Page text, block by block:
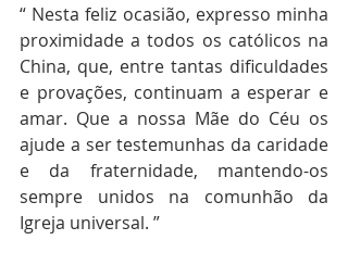
“ Nesta feliz ocasião, expresso minha
proximidade a todos os católicos na
China, que, entre tantas dificuldades
e provações, continuam a esperar e
amar. Que a nossa Mãe do Céu os
ajude a ser testemunhas da caridade
e da fraternidade, mantendo-os
sempre unidos na comunhão da
Igreja universal. ”